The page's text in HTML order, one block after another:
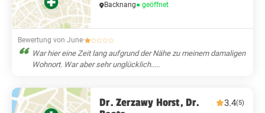
Backnang● geöffnet
Bewertung von June·
War hier eine Zeit lang aufgrund der Nähe zu meinem damaligen
Wohnort. War aber sehr unglücklich.....
Dr. Zerzawy Horst, Dr.
3.4(5)